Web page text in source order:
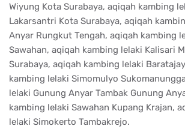
Wiyung Kota Surabaya, aqiqah kambing
Lakarsantri Kota Surabaya, aqiqah
Anyar Rungkut Tengah, aqiqah kambing
Sawahan, aqiqah kambing lelaki Kalisari
Surabaya, aqiqah kambing lelaki
kambing lelaki Simomulyo
lelaki Gunung Anyar Tambak Gunung
kambing lelaki Sawahan Kupang Krajan,
lelaki Simokerto Tambakrejo.